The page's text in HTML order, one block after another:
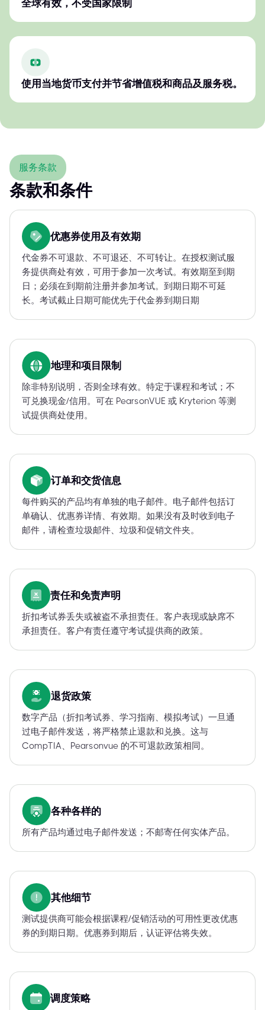
全球有效，不受国家限制
使用当地货币支付并节省增值税和商品及服务税。
服务条款
条款和条件
优惠券使用及有效期
代金券不可退款、不可退还、不可转让。在授权测试服
务提供商处有效，可用于参加一次考试。有效期至到期
日；必须在到期前注册并参加考试。到期日期不可延
长。考试截止日期可能优先于代金券到期日期
地理和项目限制
除非特别说明，否则全球有效。特定于课程和考试；不
可兑换现金/信用。可在 PearsonVUE 或 Kryterion 等测
试提供商处使用。
订单和交货信息
每件购买的产品均有单独的电子邮件。电子邮件包括订
单确认、优惠券详情、有效期。如果没有及时收到电子
邮件，请检查垃圾邮件、垃圾和促销文件夹。
责任和免责声明
折扣考试券丢失或被盗不承担责任。客户表现或缺席不
承担责任。客户有责任遵守考试提供商的政策。
退货政策
数字产品（折扣考试券、学习指南、模拟考试）一旦通
过电子邮件发送，将严格禁止退款和兑换。这与
CompTIA、Pearsonvue 的不可退款政策相同。
各种各样的
所有产品均通过电子邮件发送；不邮寄任何实体产品。
其他细节
测试提供商可能会根据课程/促销活动的可用性更改优惠
券的到期日期。优惠券到期后，认证评估将失效。
调度策略